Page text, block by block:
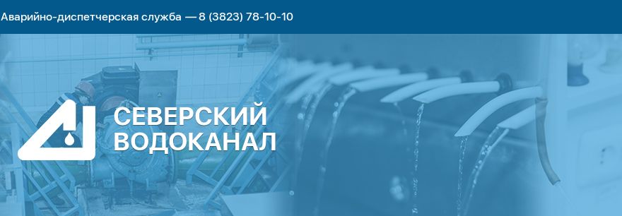
Аварийно-диспетчерская служба —8 (3823) 78-10-10
СЕВЕРСКИЙ
ВОДОКАНАЛ